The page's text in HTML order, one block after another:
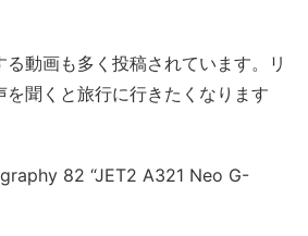
動画も多く投稿されています。リ
を聞くと旅行に行きたくなります
82 “JET2 A321 Neo G-